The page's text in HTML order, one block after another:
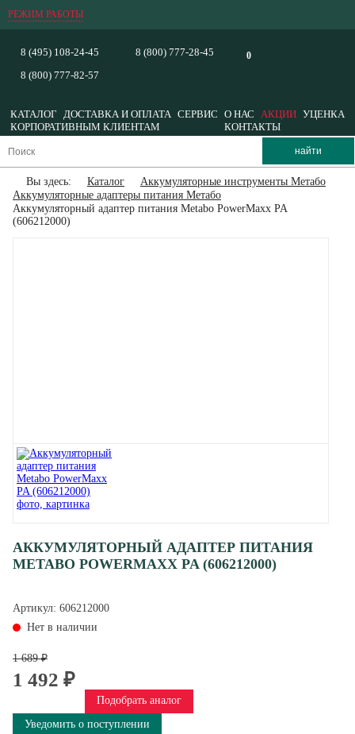
РЕЖИМ РАБОТЫ
0
8 (495) 108-24-45
8 (800) 777-82-57
8 (800) 777-28-45
КАТАЛОГ ДОСТАВКА И ОПЛАТА СЕРВИС О НАС АКЦИИ УЦЕНКА
КОРПОРАТИВНЫМ КЛИЕНТАМ
КОНТАКТЫ
Вы здесь: Каталог
Аккумуляторные инструменты Метабо
Аккумуляторные адаптеры питания Метабо
Аккумуляторный адаптер питания Metabo PowerMaxx PA
(606212000)
АККУМУЛЯТОРНЫЙ АДАПТЕР ПИТАНИЯ
METABO POWERMAXX PA (606212000)
Артикул: 606212000
Нет в наличии
1 689 ₽
1 492 ₽
Подобрать аналог
Уведомить о поступлении